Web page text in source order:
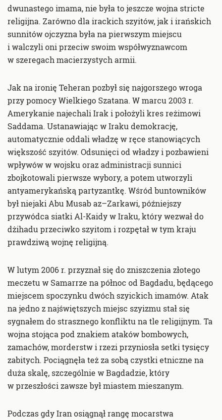
dwunastego imama, nie była to jeszcze wojna stricte
religijna. Zarówno dla irackich szyitów, jak i irańskich
sunnitów ojczyzna była na pierwszym miejscu
i walczyli oni przeciw swoim współwyznawcom
w szeregach macierzystych armii.
Jak na ironię Teheran pozbył się najgorszego wroga
przy pomocy Wielkiego Szatana. W marcu 2003 r.
Amerykanie najechali Irak i położyli kres reżimowi
Saddama. Ustanawiając w Iraku demokrację,
automatycznie oddali władzę w ręce stanowiących
większość szyitów. Odsunięci od władzy i pozbawieni
wpływów w wojsku oraz administracji sunnici
zbojkotowali pierwsze wybory, a potem utworzyli
antyamerykańską partyzantkę. Wśród buntowników
był niejaki Abu Musab az–Zarkawi, późniejszy
przywódca siatki Al-Kaidy w Iraku, który wezwał do
dżihadu przeciwko szyitom i rozpętał w tym kraju
prawdziwą wojnę religijną.
W lutym 2006 r. przyznał się do zniszczenia złotego
meczetu w Samarrze na północ od Bagdadu, będącego
miejscem spoczynku dwóch szyickich imamów. Atak
na jedno z najświętszych miejsc szyizmu stał się
sygnałem do strasznego konfliktu na tle religijnym. Ta
wojna stojąca pod znakiem ataków bombowych,
zamachów, morderstw i rzezi przyniosła setki tysięcy
zabitych. Pociągnęła też za sobą czystki etniczne na
duża skalę, szczególnie w Bagdadzie, który
w przeszłości zawsze był miastem mieszanym.
Podczas gdy Iran osiągnął rangę mocarstwa